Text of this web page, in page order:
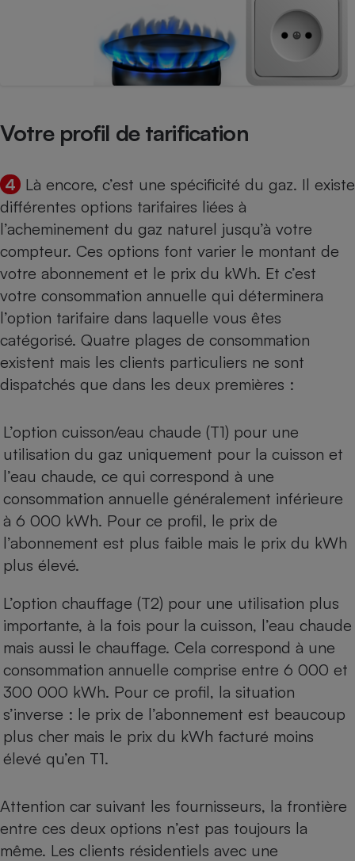
Votre profil de tarification
4 Là encore, c’est une spécificité du gaz. Il existe
différentes options tarifaires liées à
l’acheminement du gaz naturel jusqu’à votre
compteur. Ces options font varier le montant de
votre abonnement et le prix du kWh. Et c’est
votre consommation annuelle qui déterminera
l’option tarifaire dans laquelle vous êtes
catégorisé. Quatre plages de consommation
existent mais les clients particuliers ne sont
dispatchés que dans les deux premières :
L’option cuisson/eau chaude (T1) pour une
utilisation du gaz uniquement pour la cuisson et
l’eau chaude, ce qui correspond à une
consommation annuelle généralement inférieure
à 6 000 kWh. Pour ce profil, le prix de
l’abonnement est plus faible mais le prix du kWh
plus élevé.
L’option chauffage (T2) pour une utilisation plus
importante, à la fois pour la cuisson, l’eau chaude
mais aussi le chauffage. Cela correspond à une
consommation annuelle comprise entre 6 000 et
300 000 kWh. Pour ce profil, la situation
s’inverse : le prix de l’abonnement est beaucoup
plus cher mais le prix du kWh facturé moins
élevé qu’en T1.
Attention car suivant les fournisseurs, la frontière
entre ces deux options n’est pas toujours la
même. Les clients résidentiels avec une